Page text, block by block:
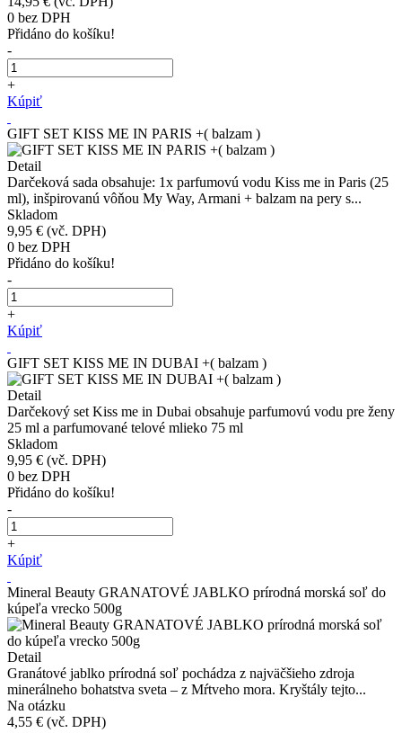
0 bez DPH
Přidáno do košíku!
-
+
Kúpiť
GIFT SET KISS ME IN PARIS +( balzam )
Detail
Darčeková sada obsahuje: 1x parfumovú vodu Kiss me in Paris (25
ml), inšpirovanú vôňou My Way, Armani + balzam na pery s...
Skladom
9,95 € (vč. DPH)
0 bez DPH
Přidáno do košíku!
-
+
Kúpiť
GIFT SET KISS ME IN DUBAI +( balzam )
Detail
Darčekový set Kiss me in Dubai obsahuje parfumovú vodu pre ženy
25 ml a parfumované telové mlieko 75 ml
Skladom
9,95 € (vč. DPH)
0 bez DPH
Přidáno do košíku!
-
+
Kúpiť
Mineral Beauty GRANATOVÉ JABLKO prírodná morská soľ do
kúpeľa vrecko 500g
Detail
Granátové jablko prírodná soľ pochádza z najväčšieho zdroja
minerálneho bohatstva sveta – z Mŕtveho mora. Kryštály tejto...
Na otázku
4,55 € (vč. DPH)